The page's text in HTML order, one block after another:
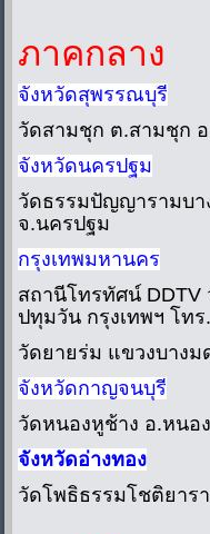
ภาคกลาง
จังหวัดสุพรรณบุรี
วัดสามชุก ต.สามชุก
จังหวัดนครปฐม
วัดธรรมปัญญารามบา
จ.นครปฐม
กรุงเทพมหานคร
สถานีโทรทัศน์ DDTV
ปทุมวัน กรุงเทพฯ โ
วัดยายร่ม แขวงบางม
จังหวัดกาญจนบุรี
วัดหนองหูช้าง อ.หนอ
จังหวัดอ่างทอง
วัดโพธิธรรมโชติยาร